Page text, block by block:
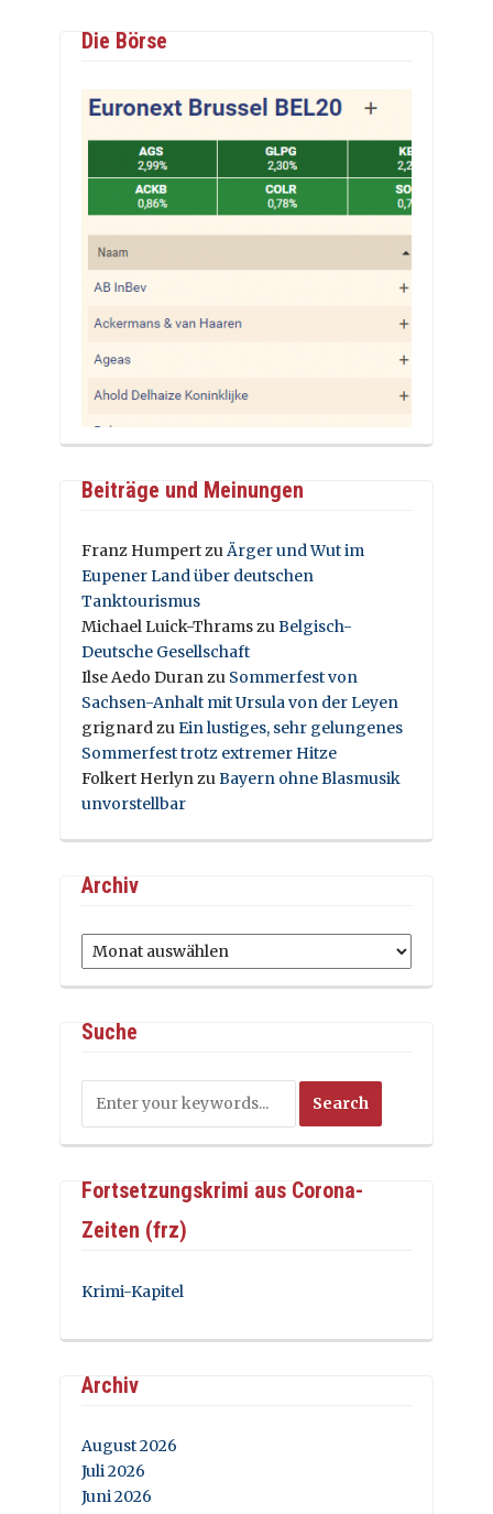
Die Börse
Beiträge und Meinungen
Franz HumpertzuÄrger und Wut im
Eupener Land über deutschen
Tanktourismus
Michael Luick-ThramszuBelgisch-
Deutsche Gesellschaft
Ilse Aedo Duranzu Sommerfest von
Sachsen-Anhalt mit Ursula von der Leyen
grignardzuEin lustiges, sehr gelungenes
Sommerfest trotz extremer Hitze
Folkert HerlynzuBayern ohne Blasmusik
unvorstellbar
Archiv
Archiv
Suche
Fortsetzungskrimi aus Corona-
Zeiten (frz)
Krimi-Kapitel
Archiv
August 2026
Juli 2026
Juni 2026